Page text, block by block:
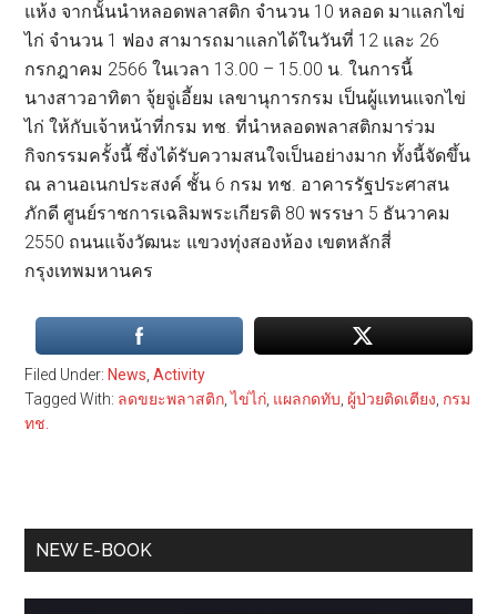
แห้ง จากนั้นนำหลอดพลาสติก จำนวน 10 หลอด มาแลกไข่
ไก่ จำนวน 1 ฟอง สามารถมาแลกได้ในวันที่ 12 และ 26
กรกฎาคม 2566 ในเวลา 13.00 – 15.00 น. ในการนี้
นางสาวอาทิตา จุ้ยจู่เอี้ยม เลขานุการกรม เป็นผู้แทนแจกไข่
ไก่ ให้กับเจ้าหน้าที่กรม ทช. ที่นำหลอดพลาสติกมาร่วม
กิจกรรมครั้งนี้ ซึ่งได้รับความสนใจเป็นอย่างมาก ทั้งนี้จัดขึ้น
ณ ลานอเนกประสงค์ ชั้น 6 กรม ทช. อาคารรัฐประศาสน
ภักดี ศูนย์ราชการเฉลิมพระเกียรติ 80 พรรษา 5 ธันวาคม
2550 ถนนแจ้งวัฒนะ แขวงทุ่งสองห้อง เขตหลักสี่
กรุงเทพมหานคร
Filed Under: News ,Activity
Tagged With: ลดขยะพลาสติก ,ไข่ไก่ แผลกดทับ ผู้ป่วยติดเตียง กรม
ทช.
Primary
NEW E-BOOK